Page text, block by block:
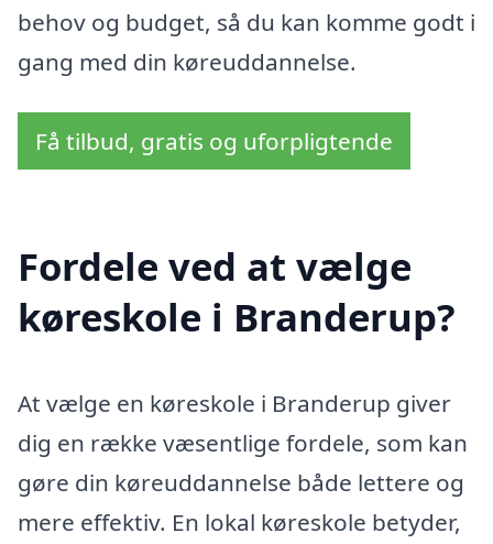
behov og budget, så du kan komme godt i
gang med din køreuddannelse.
Få tilbud, gratis og uforpligtende
Fordele ved at vælge
køreskole i Branderup?
At vælge en køreskole i Branderup giver
dig en række væsentlige fordele, som kan
gøre din køreuddannelse både lettere og
mere effektiv. En lokal køreskole betyder,